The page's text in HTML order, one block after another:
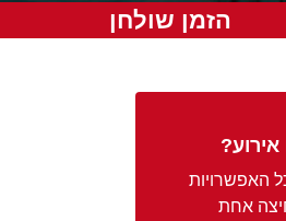
הזמן שולחן
האפשרויות
אחת